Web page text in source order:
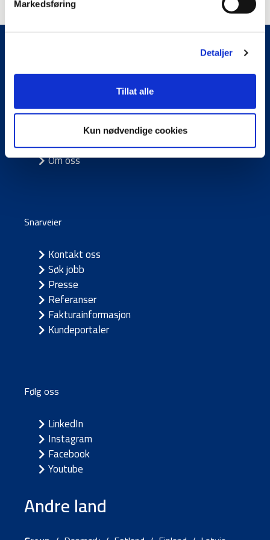
Markedsføring
Detaljer
Tillat alle
Kun nødvendige cookies
Vår fag og tjenester
Bærekraft
Om oss
Snarveier
Kontakt oss
Søk jobb
Presse
Referanser
Fakturainformasjon
Kundeportaler
Følg oss
LinkedIn
Instagram
Facebook
Youtube
Andre land